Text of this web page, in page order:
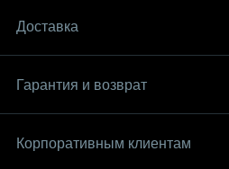
Доставка
Гарантия и возврат
Корпоративным клиентам